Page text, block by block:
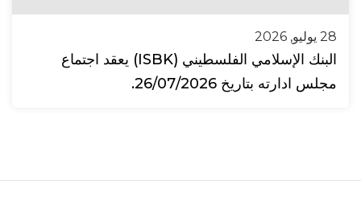
28 يوليو, 2026
البنك الإسلامي الفلسطيني (ISBK) يعقد اجتماع
مجلس ادارته بتاريخ 26/07/2026.